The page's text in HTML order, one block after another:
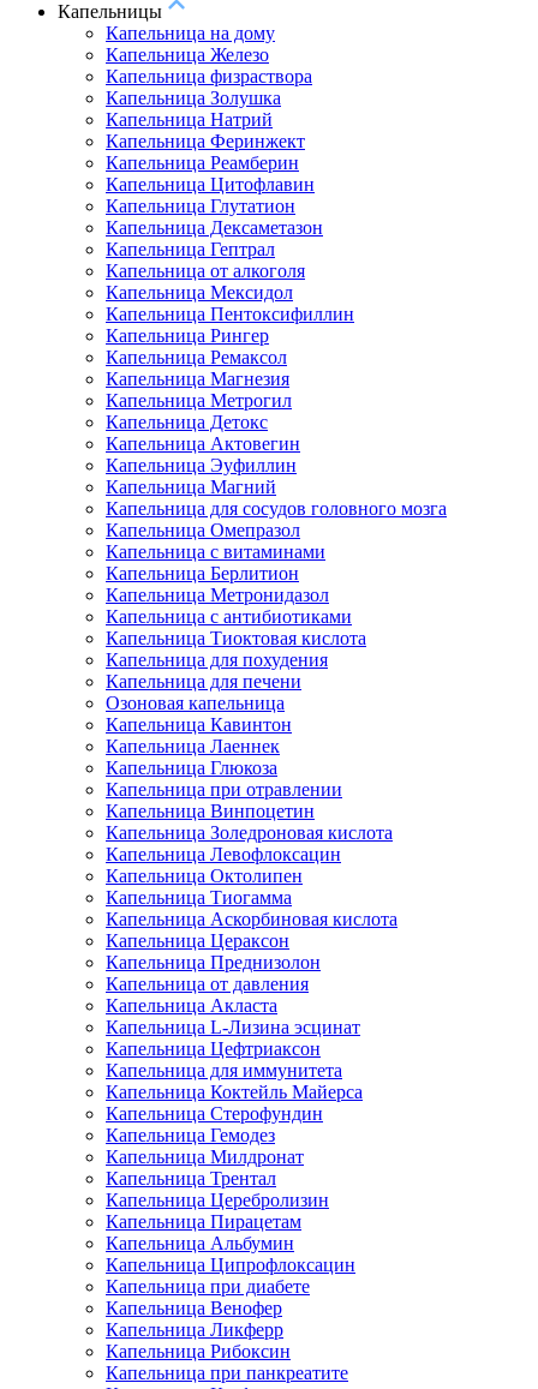
Капельницы
Капельница на дому
Капельница Железо
Капельница физраствора
Капельница Золушка
Капельница Натрий
Капельница Феринжект
Капельница Реамберин
Капельница Цитофлавин
Капельница Глутатион
Капельница Дексаметазон
Капельница Гептрал
Капельница от алкоголя
Капельница Мексидол
Капельница Пентоксифиллин
Капельница Рингер
Капельница Ремаксол
Капельница Магнезия
Капельница Метрогил
Капельница Детокс
Капельница Актовегин
Капельница Эуфиллин
Капельница Магний
Капельница для сосудов головного мозга
Капельница Омепразол
Капельница с витаминами
Капельница Берлитион
Капельница Метронидазол
Капельница с антибиотиками
Капельница Тиоктовая кислота
Капельница для похудения
Капельница для печени
Озоновая капельница
Капельница Кавинтон
Капельница Лаеннек
Капельница Глюкоза
Капельница при отравлении
Капельница Винпоцетин
Капельница Золедроновая кислота
Капельница Левофлоксацин
Капельница Октолипен
Капельница Тиогамма
Капельница Аскорбиновая кислота
Капельница Цераксон
Капельница Преднизолон
Капельница от давления
Капельница Акласта
Капельница L-Лизина эсцинат
Капельница Цефтриаксон
Капельница для иммунитета
Капельница Коктейль Майерса
Капельница Стерофундин
Капельница Гемодез
Капельница Милдронат
Капельница Трентал
Капельница Церебролизин
Капельница Пирацетам
Капельница Альбумин
Капельница Ципрофлоксацин
Капельница при диабете
Капельница Венофер
Капельница Ликферр
Капельница Рибоксин
Капельница при панкреатите